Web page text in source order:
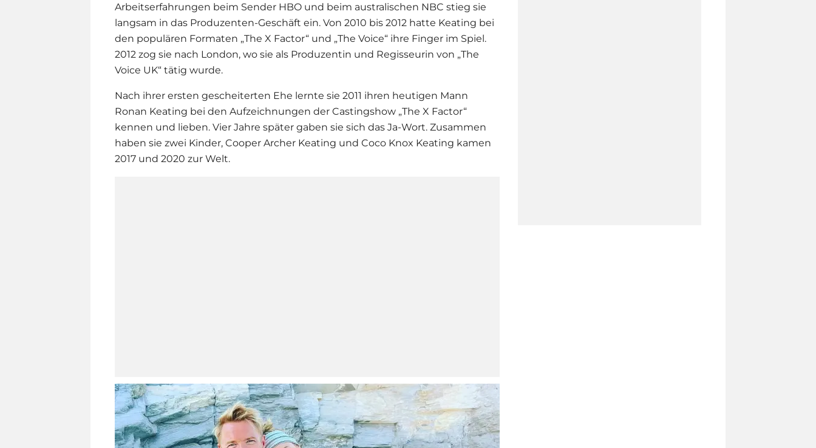
Arbeitserfahrungen beim Sender HBO und beim australischen NBC stieg sie
langsam in das Produzenten-Geschäft ein. Von 2010 bis 2012 hatte Keating bei
den populären Formaten „The X Factor“ und „The Voice“ ihre Finger im Spiel.
2012 zog sie nach London, wo sie als Produzentin und Regisseurin von „The
Voice UK“ tätig wurde.
Nach ihrer ersten gescheiterten Ehe lernte sie 2011 ihren heutigen Mann
Ronan Keating bei den Aufzeichnungen der Castingshow „The X Factor“
kennen und lieben. Vier Jahre später gaben sie sich das Ja-Wort. Zusammen
haben sie zwei Kinder, Cooper Archer Keating und Coco Knox Keating kamen
2017 und 2020 zur Welt.